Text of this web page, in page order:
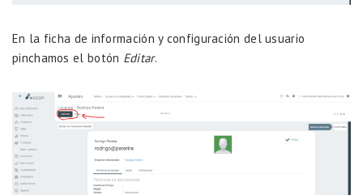
En la ficha de información y configuración del usuario
pinchamos el botón Editar.